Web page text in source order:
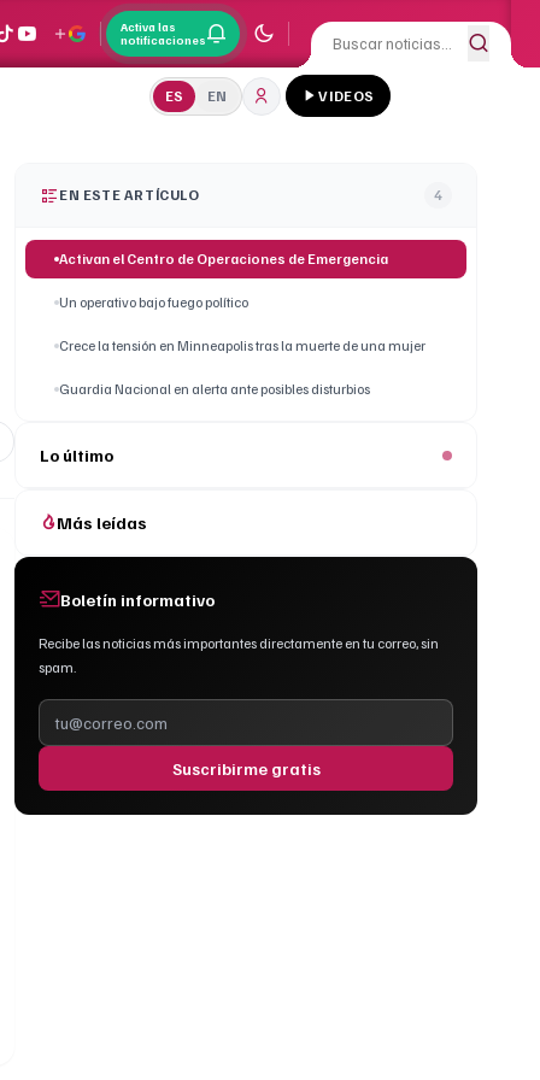
Activa las
notificaciones
ES EN VIDEOS
EN ESTE ARTÍCULO 4
Activan el Centro de Operaciones de Emergencia
Un operativo bajo fuego político
Crece la tensión en Minneapolis tras la muerte de una mujer
Guardia Nacional en alerta ante posibles disturbios
Lo último
Más leídas
Boletín informativo
Recibe las noticias más importantes directamente en tu correo, sin
spam.
Suscribirme gratis